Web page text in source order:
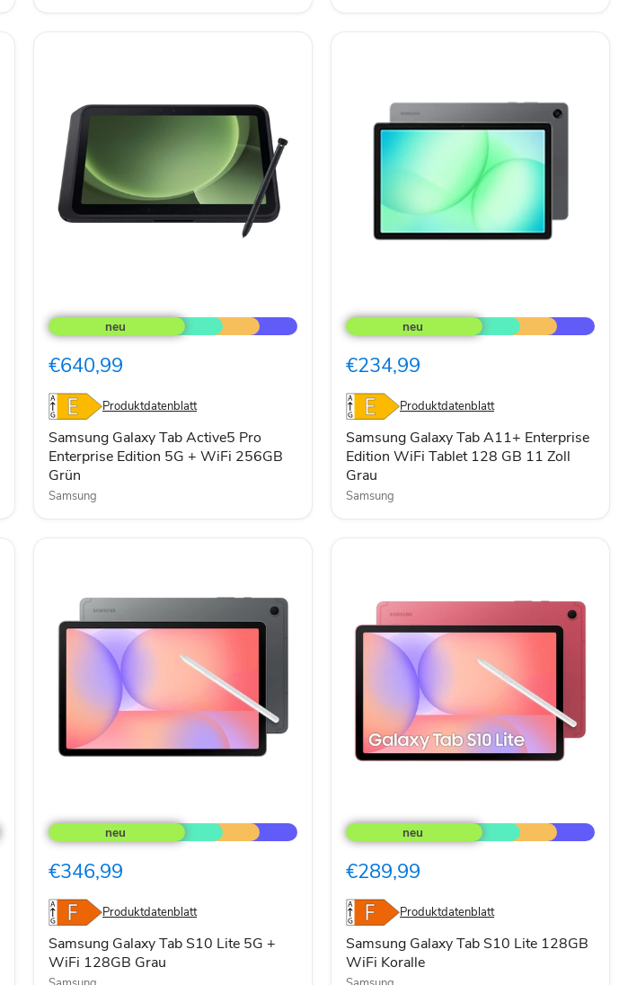
Galaxy
Tab
Pro
Edition
5G
+
WiFi
256GB
Grün
€640,99
Produktdatenblatt
Samsung Galaxy Tab Active5 Pro
Enterprise Edition 5G + WiFi 256GB
Grün
Samsung
Galaxy
Tab
Enterprise
WiFi
Tablet
128
GB
11
Zoll
Grau
€234,99
Produktdatenblatt
Samsung Galaxy Tab A11+ Enterprise
Edition WiFi Tablet 128 GB 11 Zoll
Grau
Samsung
Galaxy
Tab
Lite
+
WiFi
128GB
Grau
€346,99
Produktdatenblatt
Samsung Galaxy Tab S10 Lite 5G +
WiFi 128GB Grau
Galaxy
Tab
Lite
WiFi
Koralle
€289,99
Produktdatenblatt
Samsung Galaxy Tab S10 Lite 128GB
WiFi Koralle